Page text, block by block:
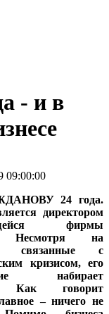
- и в
24 года.
директором
фирмы
Несмотря на
связанные с
кризисом, его
набирает
Как говорит
– ничего не